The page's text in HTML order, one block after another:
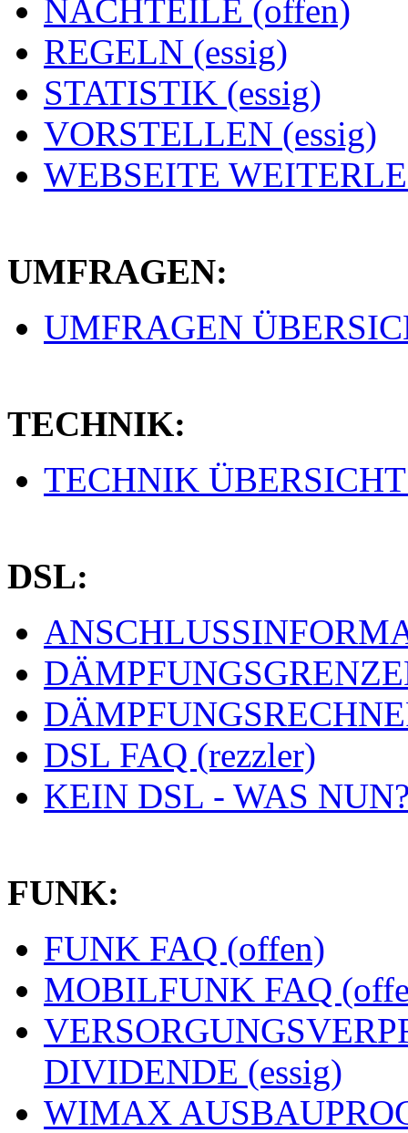
NACHTEILE (offen)
REGELN (essig)
STATISTIK (essig)
VORSTELLEN (essig)
WEBSEITE
UMFRAGEN:
UMFRAGEN
TECHNIK:
TECHNIK ÜBERSICHT
DSL:
DSL FAQ (rezzler)
KEIN DSL - WAS
FUNK:
FUNK FAQ (offen)
MOBILFUNK FAQ
DIVIDENDE (essig)
WIMAX